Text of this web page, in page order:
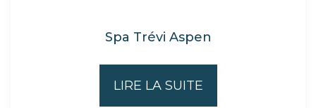
Spa Trévi Aspen
LIRE LA SUITE